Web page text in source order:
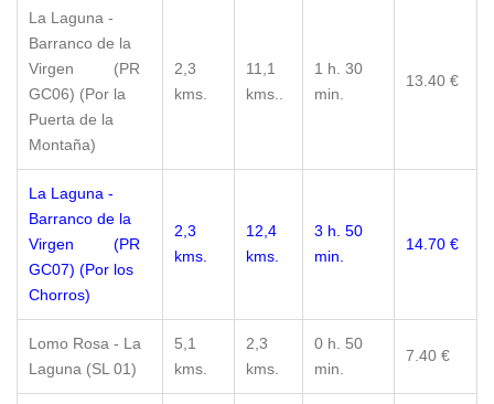
La Laguna -
Barranco de la
Virgen (PR
GC06) (Por la
Puerta de la
Montaña)
2,3
kms.
11,1
kms..
1 h. 30
min.
13.40 €
La Laguna -
Barranco de la
Virgen (PR
GC07) (Por los
Chorros)
2,3
kms.
12,4
kms.
3 h. 50
min.
14.70 €
Lomo Rosa - La
Laguna (SL 01)
5,1
kms.
2,3
kms.
0 h. 50
min.
7.40 €